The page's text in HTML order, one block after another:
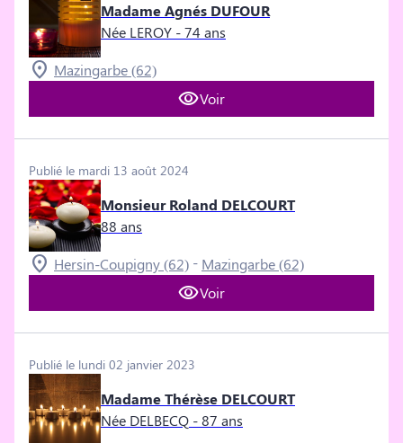
Madame Agnés DUFOUR
Née LEROY - 74 ans
Mazingarbe (62)
Voir
Publié le mardi 13 août 2024
Monsieur Roland DELCOURT
88 ans
Hersin-Coupigny (62) - Mazingarbe (62)
Voir
Publié le lundi 02 janvier 2023
Madame Thérèse DELCOURT
Née DELBECQ - 87 ans